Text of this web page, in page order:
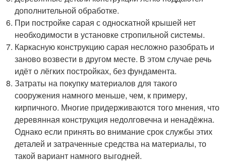
дополнительной обработке.
При постройке сарая с односкатной крышей нет
необходимости в установке стропильной системы.
Каркасную конструкцию сарая несложно разобрать и
заново возвести в другом месте. В этом случае речь
идёт о лёгких постройках, без фундамента.
Затраты на покупку материалов для такого
сооружения намного меньше, чем, к примеру,
кирпичного. Многие придерживаются того мнения, что
деревянная конструкция недолговечна и ненадёжна.
Однако если принять во внимание срок службы этих
деталей и затраченные средства на материалы, то
такой вариант намного выгодней.